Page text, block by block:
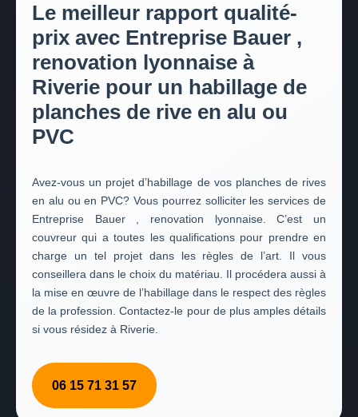
Le meilleur rapport qualité-
prix avec Entreprise Bauer ,
renovation lyonnaise à
Riverie pour un habillage de
planches de rive en alu ou
PVC
Avez-vous un projet d’habillage de vos planches de rives
en alu ou en PVC? Vous pourrez solliciter les services de
Entreprise Bauer , renovation lyonnaise. C’est un
couvreur qui a toutes les qualifications pour prendre en
charge un tel projet dans les règles de l’art. Il vous
conseillera dans le choix du matériau. Il procédera aussi à
la mise en œuvre de l’habillage dans le respect des règles
de la profession. Contactez-le pour de plus amples détails
si vous résidez à Riverie.
06 15 71 31 57